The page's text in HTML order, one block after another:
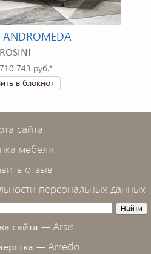
ANDROMEDA
ROSINI
743 руб.*
в блокнот
сайта
мебели
отзыв
персональных данных
сайта — Arsis
— Arredo